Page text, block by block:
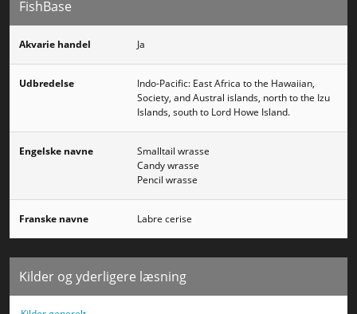
FishBase
Akvarie handel Ja
Udbredelse
Indo-Pacific: East Africa to the Hawaiian,
Society, and Austral islands, north to the Izu
Islands, south to Lord Howe Island.
Engelske navne
Smalltail wrasse
Candy wrasse
Pencil wrasse
Franske navne Labre cerise
Kilder og yderligere læsning